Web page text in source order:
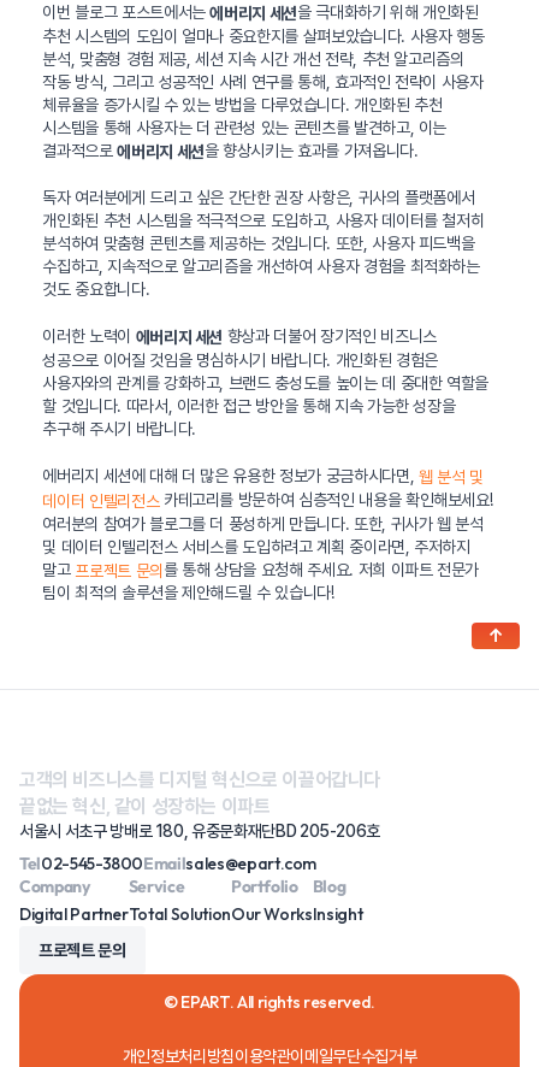
이번 블로그 포스트에서는에버리지 세션을 극대화하기 위해 개인화된
추천 시스템의 도입이 얼마나 중요한지를 살펴보았습니다. 사용자 행동
분석, 맞춤형 경험 제공, 세션 지속 시간 개선 전략, 추천 알고리즘의
작동 방식, 그리고 성공적인 사례 연구를 통해, 효과적인 전략이 사용자
체류율을 증가시킬 수 있는 방법을 다루었습니다. 개인화된 추천
시스템을 통해 사용자는 더 관련성 있는 콘텐츠를 발견하고, 이는
결과적으로에버리지 세션을 향상시키는 효과를 가져옵니다.
독자 여러분에게 드리고 싶은 간단한 권장 사항은, 귀사의 플랫폼에서
개인화된 추천 시스템을 적극적으로 도입하고, 사용자 데이터를 철저히
분석하여 맞춤형 콘텐츠를 제공하는 것입니다. 또한, 사용자 피드백을
수집하고, 지속적으로 알고리즘을 개선하여 사용자 경험을 최적화하는
것도 중요합니다.
이러한 노력이 에버리지 세션 향상과 더불어 장기적인 비즈니스
성공으로 이어질 것임을 명심하시기 바랍니다. 개인화된 경험은
사용자와의 관계를 강화하고, 브랜드 충성도를 높이는 데 중대한 역할을
할 것입니다. 따라서, 이러한 접근 방안을 통해 지속 가능한 성장을
추구해 주시기 바랍니다.
에버리지 세션에 대해 더 많은 유용한 정보가 궁금하시다면, 웹 분석 및
데이터 인텔리전스카테고리를 방문하여 심층적인 내용을 확인해보세요!
여러분의 참여가 블로그를 더 풍성하게 만듭니다. 또한, 귀사가 웹 분석
및 데이터 인텔리전스 서비스를 도입하려고 계획 중이라면, 주저하지
말고 프로젝트 문의를 통해 상담을 요청해 주세요. 저희 이파트 전문가
팀이 최적의 솔루션을 제안해드릴 수 있습니다!
고객의 비즈니스를 디지털 혁신으로 이끌어갑니다
끝없는 혁신, 같이 성장하는 이파트
서울시 서초구 방배로 180, 유중문화재단BD 205-206호
Tel02-545-3800Emailsales@epart.com
Company
Digital Partner
Service
Total Solution
Portfolio
Our Works
Blog
Insight
프로젝트 문의
© EPART. All rights reserved.
개인정보처리방침이용약관이메일무단수집거부
↑